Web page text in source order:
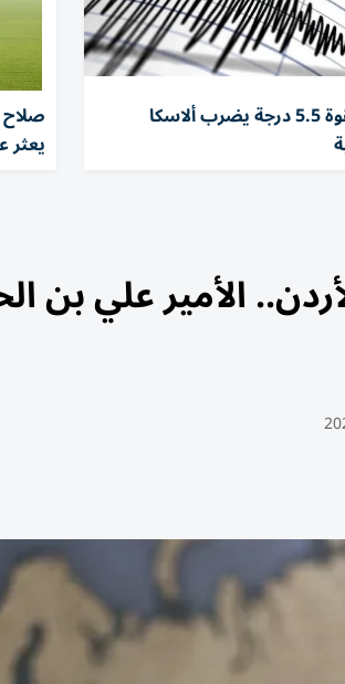
زلزال بقوة 5.5 درجة يضرب ألاسكا صلاح
الأمير علي